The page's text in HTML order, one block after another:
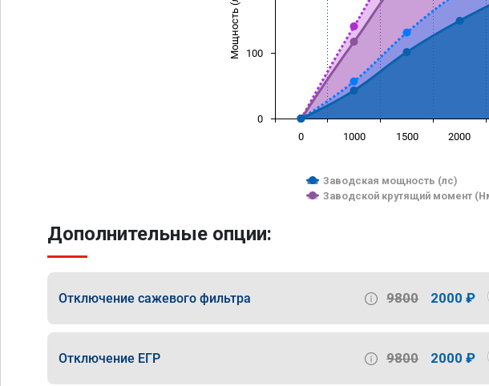
Мощность (л/с)
Заводская мощность (лс)
Заводской крутящий момент
0 1000 1500 2000
0
100
Дополнительные опции:
Отключение сажевого фильтра 9800 2000 ₽
Отключение ЕГР 9800 2000 ₽